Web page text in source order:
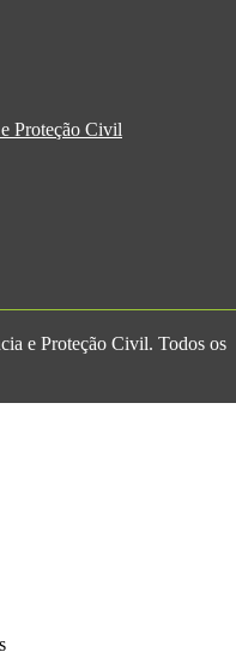
Proteção Civil
e Proteção Civil. Todos os